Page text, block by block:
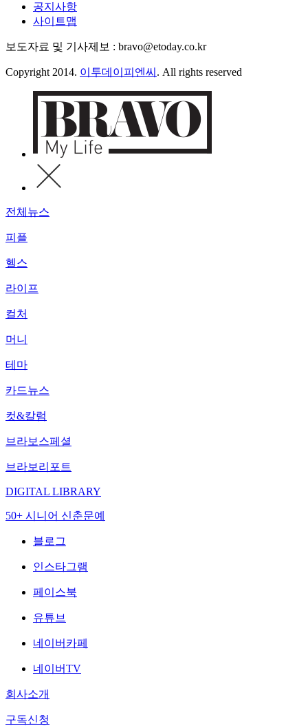
공지사항
사이트맵
보도자료 및 기사제보 : bravo@etoday.co.kr
Copyright 2014. 이투데이피엔씨 . All rights reserved
전체뉴스
피플
헬스
라이프
컬처
머니
테마
카드뉴스
컷&칼럼
브라보스페셜
브라보리포트
DIGITAL LIBRARY
50+ 시니어 신춘문예
블로그
인스타그램
페이스북
유튜브
네이버카페
네이버TV
회사소개
구독신청